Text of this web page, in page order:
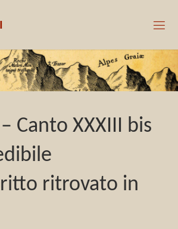
I
Canto XXXIII bis
ritrovato in